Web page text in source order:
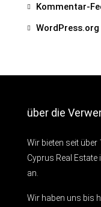
Kommentar-
WordPress.org
über die
Wir bieten seit
Cyprus Real
an.
Wir haben uns bis